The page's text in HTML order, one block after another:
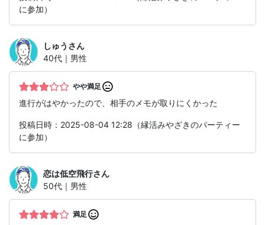
に参加）
しゅう さん
40代｜男性
やや満足
進行がはやかったので、相手のメモが取りにくかった
投稿日時：2025-08-04 12:28（縁活みやざきのパーティー
に参加）
恋は低空飛行さん
50代｜男性
満足